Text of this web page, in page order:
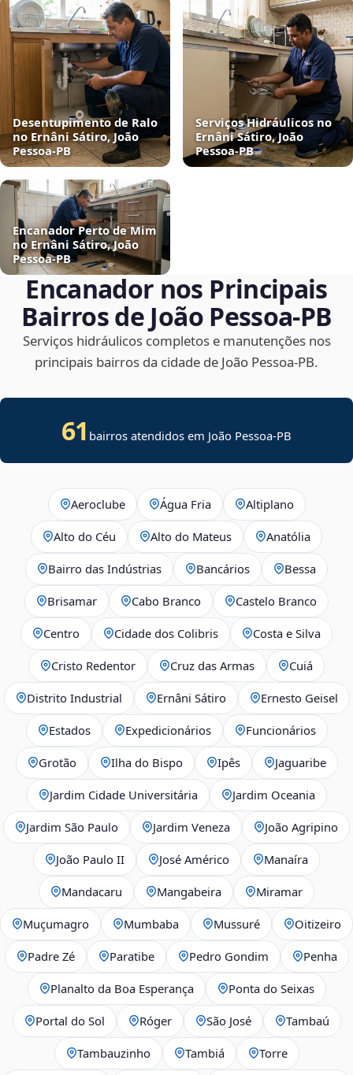
Desentupimento de Ralo
no Ernâni Sátiro, João
Pessoa‑PB
Serviços Hidráulicos no
Ernâni Sátiro, João
Pessoa‑PB
Encanador Perto de Mim
no Ernâni Sátiro, João
Pessoa‑PB
Encanador nos Principais
Bairros de João Pessoa‑PB
Serviços hidráulicos completos e manutenções nos
principais bairros da cidade de João Pessoa‑PB.
61 bairros atendidos em João Pessoa-PB
Aeroclube Água Fria Altiplano
Alto do Céu Alto do Mateus Anatólia
Bairro das Indústrias Bancários Bessa
Brisamar Cabo Branco Castelo Branco
Centro Cidade dos Colibris Costa e Silva
Cristo Redentor Cruz das Armas Cuiá
Distrito Industrial Ernâni Sátiro Ernesto Geisel
Estados Expedicionários Funcionários
Grotão Ilha do Bispo Ipês Jaguaribe
Jardim Cidade Universitária Jardim Oceania
Jardim São Paulo Jardim Veneza João Agripino
João Paulo II José Américo Manaíra
Mandacaru Mangabeira Miramar
Muçumagro Mumbaba Mussuré Oitizeiro
Padre Zé Paratibe Pedro Gondim Penha
Planalto da Boa Esperança Ponta do Seixas
Portal do Sol Róger São José Tambaú
Tambauzinho Tambiá Torre